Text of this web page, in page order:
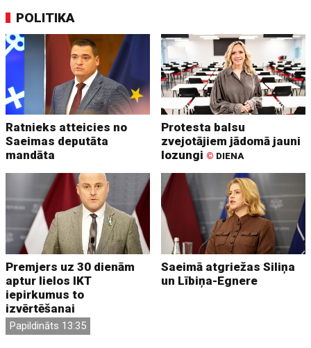
POLITIKA
Ratnieks atteicies no
Saeimas deputāta
mandāta
Protesta balsu
zvejotājiem jādomā jauni
lozungi © DIENA
Premjers uz 30 dienām
aptur lielos IKT
iepirkumus to
izvērtēšanai
Papildināts 13:35
Saeimā atgriežas Siliņa
un Lībiņa-Egnere